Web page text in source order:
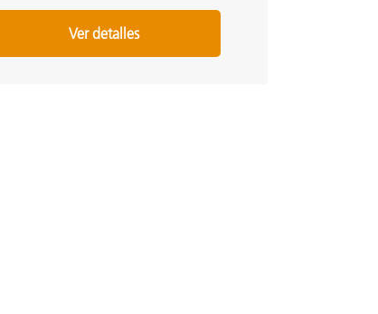
Ver detalles